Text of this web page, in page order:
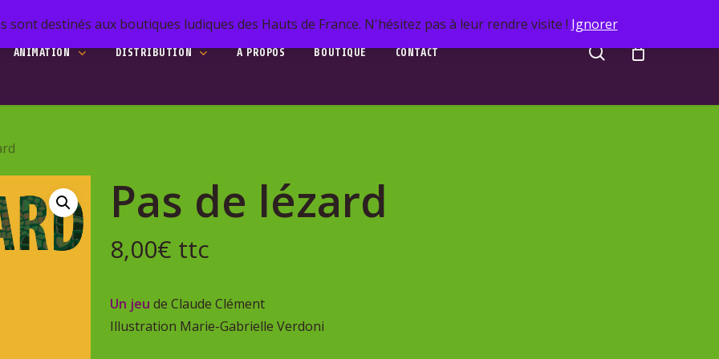
destinés aux boutiques ludiques des Hauts de France. N'hésitez pas à leur rendre visite ! Ignorer
search or ESC to close
ANIMATION DISTRIBUTION A PROPOS BOUTIQUE CONTACT search
Pas de lézard
8,00€ ttc
Un jeu de Claude Clément
Illustration Marie-Gabrielle Verdoni